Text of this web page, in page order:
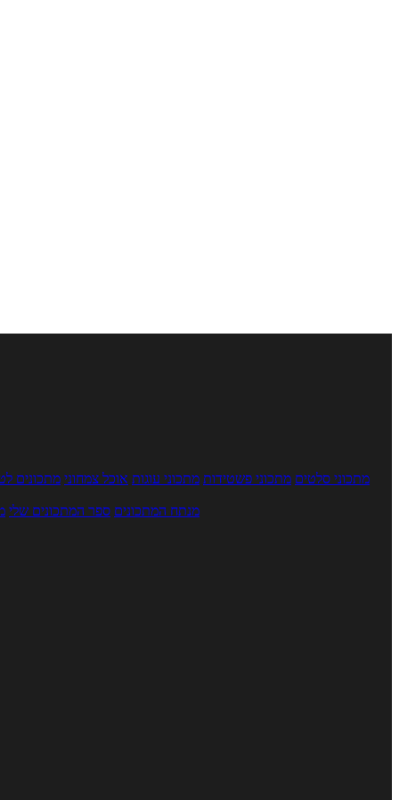
מתכוני סלטים מתכוני פשטידות מתכוני עוגות אוכל צמחוני מתכונים
מנתח המתכונים ספר המתכונים שלי